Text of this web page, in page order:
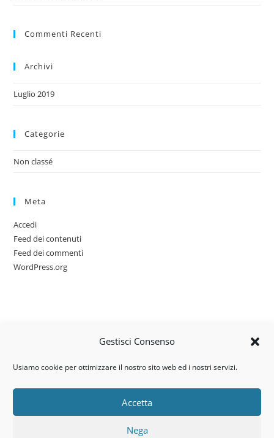
Gestisci Consenso
Usiamo cookie per ottimizzare il nostro sito web ed i nostri servizi.
Accetta
Nega
Commenti Recenti
Archivi
Luglio 2019
Categorie
Non classé
Meta
Accedi
Feed dei contenuti
Feed dei commenti
WordPress.org
Via dell’artigianato, 14 – 31030